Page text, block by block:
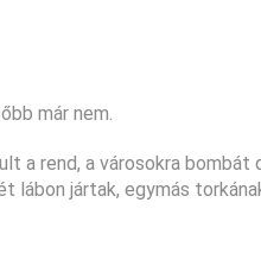
már nem.
a rend, a városokra bombát
lábon jártak, egymás